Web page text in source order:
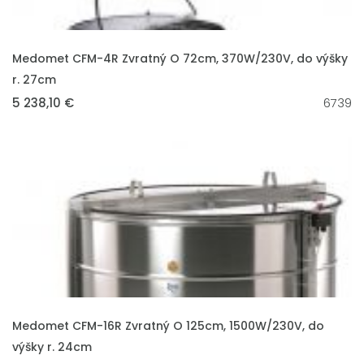
VLOŽIT DO KOŠÍKU
Medomet CFM-4R Zvratný O 72cm, 370W/230V, do výšky
r. 27cm
5 238,10 € 6739
VLOŽIT DO KOŠÍKU
Medomet CFM-16R Zvratný O 125cm, 1500W/230V, do
výšky r. 24cm